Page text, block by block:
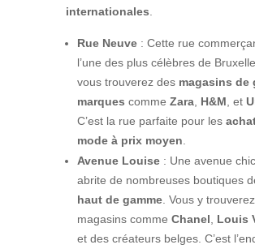
internationales
Rue Neuve: Cette rue
l’une des plus célèbres de
vous trouverez des magasins de
marques comme Zara, H&M , et
C’est la rue parfaite pour les
mode à prix moyen
Avenue Louise: Une avenue
abrite de nombreuses boutiques
haut de gamme. Vous y
magasins comme Chanel Louis
et des créateurs belges. C’est